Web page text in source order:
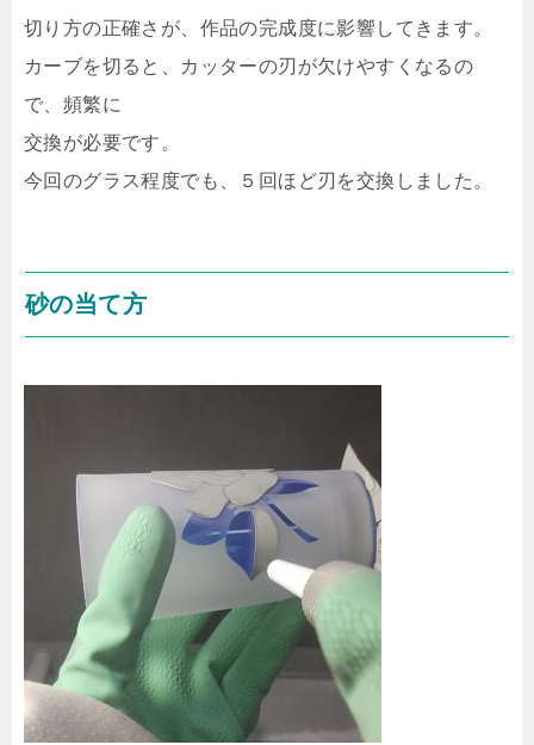
切り方の正確さが、作品の完成度に影響してきます。
カーブを切ると、カッターの刃が欠けやすくなるの
で、頻繁に
交換が必要です。
今回のグラス程度でも、５回ほど刃を交換しました。
砂の当て方